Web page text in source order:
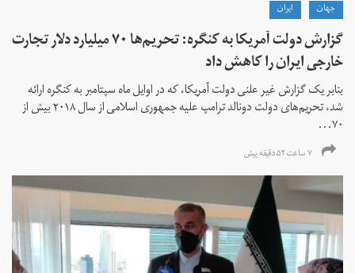
جهان ايران
گزارش دولت آمریکا به کنگره: تحریم‌ها ۷۰ میلیارد دلار تجارت
خارجی ایران را کاهش داد
بنابر یک گزارش غیر علنی دولت آمریکا، که در اوایل ماه سپتامبر به کنگره ارائه
شد، تحریم‌های دولت دونالد ترامپ علیه جمهوری اسلامی از سال ۲۰۱۸ بیش از
۷۰...
۷ ساعت ۵۲ دقیقه پیش